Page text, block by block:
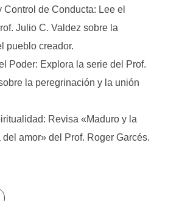
Control de Conducta: Lee el
Julio C. Valdez sobre la
pueblo creador.
Poder: Explora la serie del Prof.
la peregrinación y la unión
Revisa «Maduro y la
amor» del Prof. Roger Garcés.